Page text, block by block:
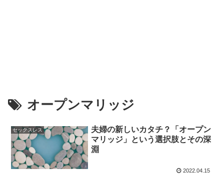
オープンマリッジ
セックスレス
夫婦の新しいカタチ？「オープン
マリッジ」という選択肢とその深
淵
2022.04.15